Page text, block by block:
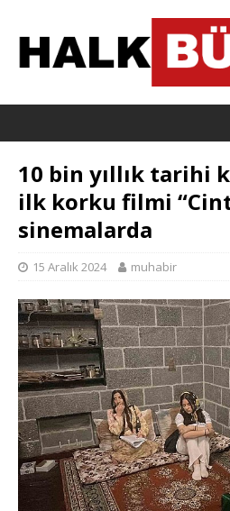
10 bin yıllık tarihi
ilk korku filmi
sinemalarda
15 Aralık 2024 muhabir